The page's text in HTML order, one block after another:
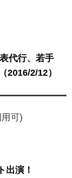
代行、若手
（2016/2/12）
可)
出演！